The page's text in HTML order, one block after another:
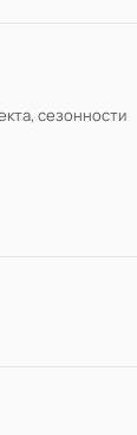
сезонности